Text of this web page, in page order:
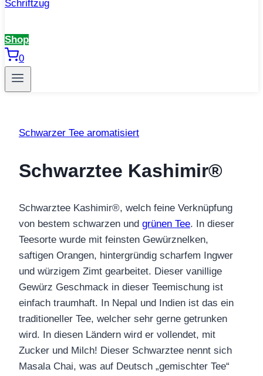
Shop
0
Schwarzer Tee aromatisiert
Schwarztee Kashimir®
Schwarztee Kashimir®, welch feine Verknüpfung
von bestem schwarzen und grünen Tee. In dieser
Teesorte wurde mit feinsten Gewürznelken,
saftigen Orangen, hintergründig scharfem Ingwer
und würzigem Zimt gearbeitet. Dieser vanillige
Gewürz Geschmack in dieser Teemischung ist
einfach traumhaft. In Nepal und Indien ist das ein
traditioneller Tee, welcher sehr gerne getrunken
wird. In diesen Ländern wird er vollendet, mit
Zucker und Milch! Dieser Schwarztee nennt sich
Masala Chai, was auf Deutsch „gemischter Tee“